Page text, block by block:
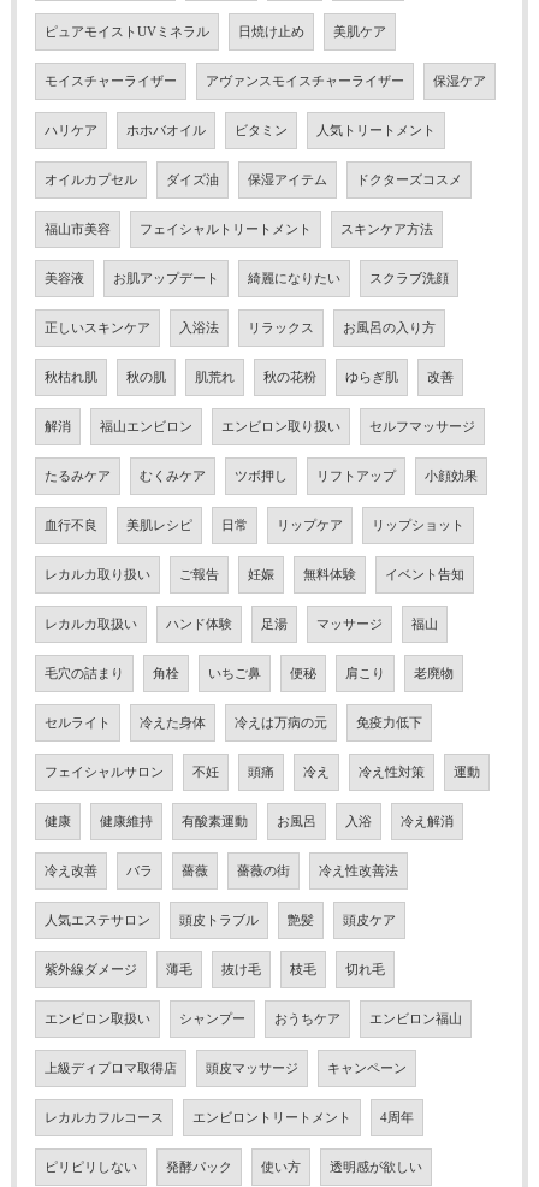
ピュアモイストUVミネラル 日焼け止め 美肌ケア
モイスチャーライザー アヴァンスモイスチャーライザー 保湿ケア
ハリケア ホホバオイル ビタミン 人気トリートメント
オイルカプセル ダイズ油 保湿アイテム ドクターズコスメ
福山市美容 フェイシャルトリートメント スキンケア方法
美容液 お肌アップデート 綺麗になりたい スクラブ洗顔
正しいスキンケア 入浴法 リラックス お風呂の入り方
秋枯れ肌 秋の肌 肌荒れ 秋の花粉 ゆらぎ肌 改善
解消 福山エンビロン エンビロン取り扱い セルフマッサージ
たるみケア むくみケア ツボ押し リフトアップ 小顔効果
血行不良 美肌レシピ 日常 リップケア リップショット
レカルカ取り扱い ご報告 妊娠 無料体験 イベント告知
レカルカ取扱い ハンド体験 足湯 マッサージ 福山
毛穴の詰まり 角栓 いちご鼻 便秘 肩こり 老廃物
セルライト 冷えた身体 冷えは万病の元 免疫力低下
フェイシャルサロン 不妊 頭痛 冷え 冷え性対策 運動
健康 健康維持 有酸素運動 お風呂 入浴 冷え解消
冷え改善 バラ 薔薇 薔薇の街 冷え性改善法
人気エステサロン 頭皮トラブル 艶髪 頭皮ケア
紫外線ダメージ 薄毛 抜け毛 枝毛 切れ毛
エンビロン取扱い シャンプー おうちケア エンビロン福山
上級ディプロマ取得店 頭皮マッサージ キャンペーン
レカルカフルコース エンビロントリートメント 4周年
ピリピリしない 発酵パック 使い方 透明感が欲しい